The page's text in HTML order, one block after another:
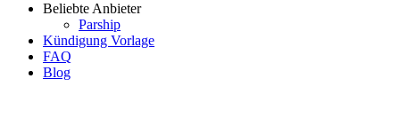
Beliebte Anbieter
Parship
Kündigung Vorlage
FAQ
Blog